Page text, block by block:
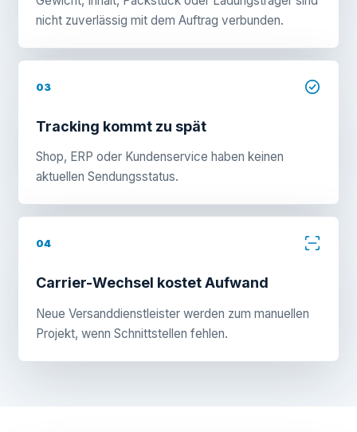
nicht zuverlässig mit dem Auftrag verbunden.
03
Tracking kommt zu spät
Shop, ERP oder Kundenservice haben keinen
aktuellen Sendungsstatus.
04
Carrier-Wechsel kostet Aufwand
Neue Versanddienstleister werden zum manuellen
Projekt, wenn Schnittstellen fehlen.